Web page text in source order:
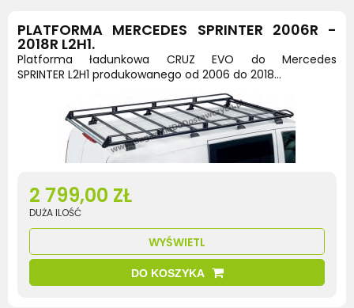
PLATFORMA MERCEDES SPRINTER 2006R -
2018R L2H1.
Platforma ładunkowa CRUZ EVO do Mercedes
SPRINTER L2H1 produkowanego od 2006 do 2018...
2 799,00 ZŁ
DUŻA ILOŚĆ
WYŚWIETL
DO KOSZYKA